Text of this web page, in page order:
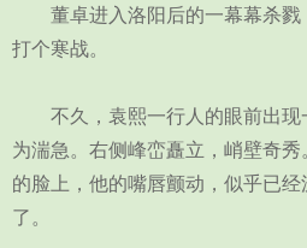
董卓进入洛阳后的一幕幕杀戮
打个寒战。
不久，袁熙一行人的眼前出现
为湍急。右侧峰峦矗立，峭壁奇
的脸上，他的嘴唇颤动，似乎已
了。